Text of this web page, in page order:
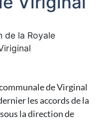
de la Royale
de Virginal
les accords de la
la direction de